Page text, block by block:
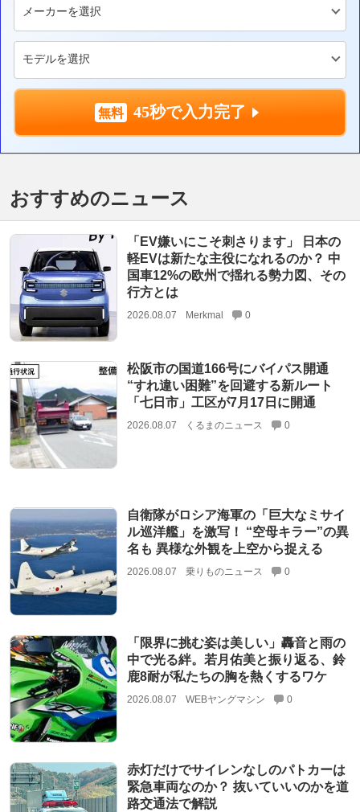
45秒で入力完了
おすすめのニュース
「EV嫌いにこそ刺さります」 日本の
軽EVは新たな主役になれるのか？ 中
国車12%の欧州で揺れる勢力図、その
行方とは
2026.08.07 Merkmal 0
松阪市の国道166号にバイパス開通
“すれ違い困難”を回避する新ルート
「七日市」工区が7月17日に開通
2026.08.07 くるまのニュース 0
自衛隊がロシア海軍の「巨大なミサイ
ル巡洋艦」を激写！ “空母キラー”の異
名も 異様な外観を上空から捉える
2026.08.07 乗りものニュース 0
「限界に挑む姿は美しい」轟音と雨の
中で光る絆。若月佑美と振り返る、鈴
鹿8耐が私たちの胸を熱くするワケ
2026.08.07 WEBヤングマシン 0
赤灯だけでサイレンなしのパトカーは
緊急車両なのか？ 抜いていいのかを道
路交通法で解説